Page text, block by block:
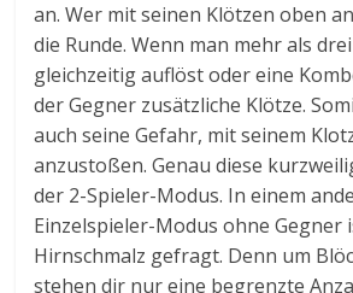
an. Wer mit seinen Klötzen oben
die Runde. Wenn man mehr als
gleichzeitig auflöst oder eine
der Gegner zusätzliche Klötze.
auch seine Gefahr, mit seinem
anzustoßen. Genau diese
der 2-Spieler-Modus. In einem
Einzelspieler-Modus ohne Gegner
Hirnschmalz gefragt. Denn um
stehen dir nur eine begrenzte